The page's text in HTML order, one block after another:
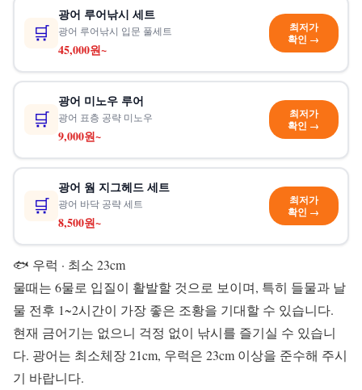
🛒
광어 루어낚시 세트
광어 루어낚시 입문 풀세트
45,000원~
최저가
확인 →
🛒
광어 미노우 루어
광어 표층 공략 미노우
9,000원~
최저가
확인 →
🛒
광어 웜 지그헤드 세트
광어 바닥 공략 세트
8,500원~
최저가
확인 →
🐟 우럭 · 최소 23cm
물때는 6물로 입질이 활발할 것으로 보이며, 특히 들물과 날
물 전후 1~2시간이 가장 좋은 조황을 기대할 수 있습니다.
현재 금어기는 없으니 걱정 없이 낚시를 즐기실 수 있습니
다. 광어는 최소체장 21cm, 우럭은 23cm 이상을 준수해 주시
기 바랍니다.